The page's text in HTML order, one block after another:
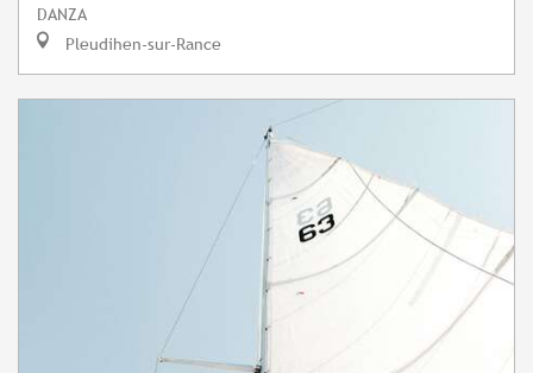
DANZA
Pleudihen-sur-Rance